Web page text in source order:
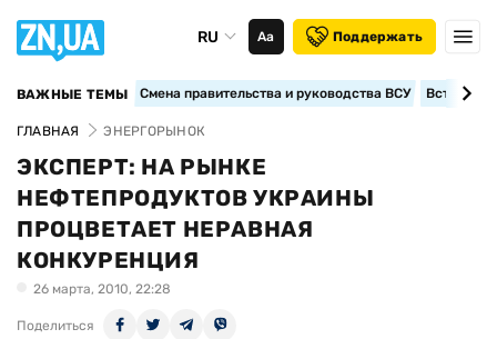
RU Аа Поддержать
ВАЖНЫЕ ТЕМЫ Смена правительства и руководства ВСУ
ГЛАВНАЯ ЭНЕРГОРЫНОК
ЭКСПЕРТ: НА РЫНКЕ
НЕФТЕПРОДУКТОВ УКРАИНЫ
ПРОЦВЕТАЕТ НЕРАВНАЯ
КОНКУРЕНЦИЯ
26 марта, 2010, 22:28
Поделиться